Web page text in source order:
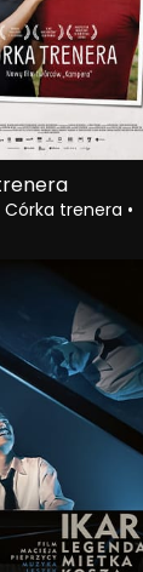
Córka trenera •